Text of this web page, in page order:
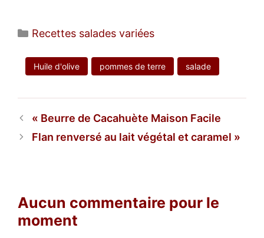
Catégories
Recettes salades variées
Huile d'olive pommes de terre salade
Beurre de Cacahuète Maison Facile
Flan renversé au lait végétal et caramel
Aucun commentaire pour le
moment